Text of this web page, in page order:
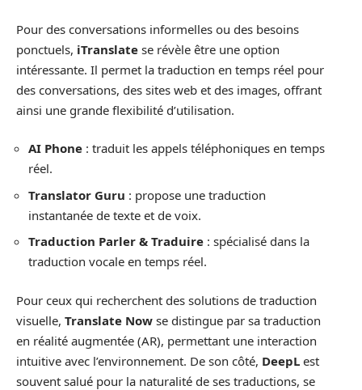
Pour des conversations informelles ou des besoins
ponctuels, iTranslate se révèle être une option
intéressante. Il permet la traduction en temps réel pour
des conversations, des sites web et des images, offrant
ainsi une grande flexibilité d’utilisation.
AI Phone : traduit les appels téléphoniques en temps
réel.
Translator Guru : propose une traduction
instantanée de texte et de voix.
Traduction Parler & Traduire : spécialisé dans la
traduction vocale en temps réel.
Pour ceux qui recherchent des solutions de traduction
visuelle, Translate Now se distingue par sa traduction
en réalité augmentée (AR), permettant une interaction
intuitive avec l’environnement. De son côté, DeepL est
souvent salué pour la naturalité de ses traductions, se